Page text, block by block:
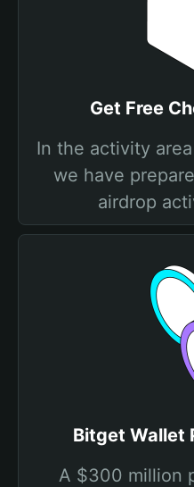
Get Free
In the activity
we have
airdrop
Bitget Wallet
A $300 million